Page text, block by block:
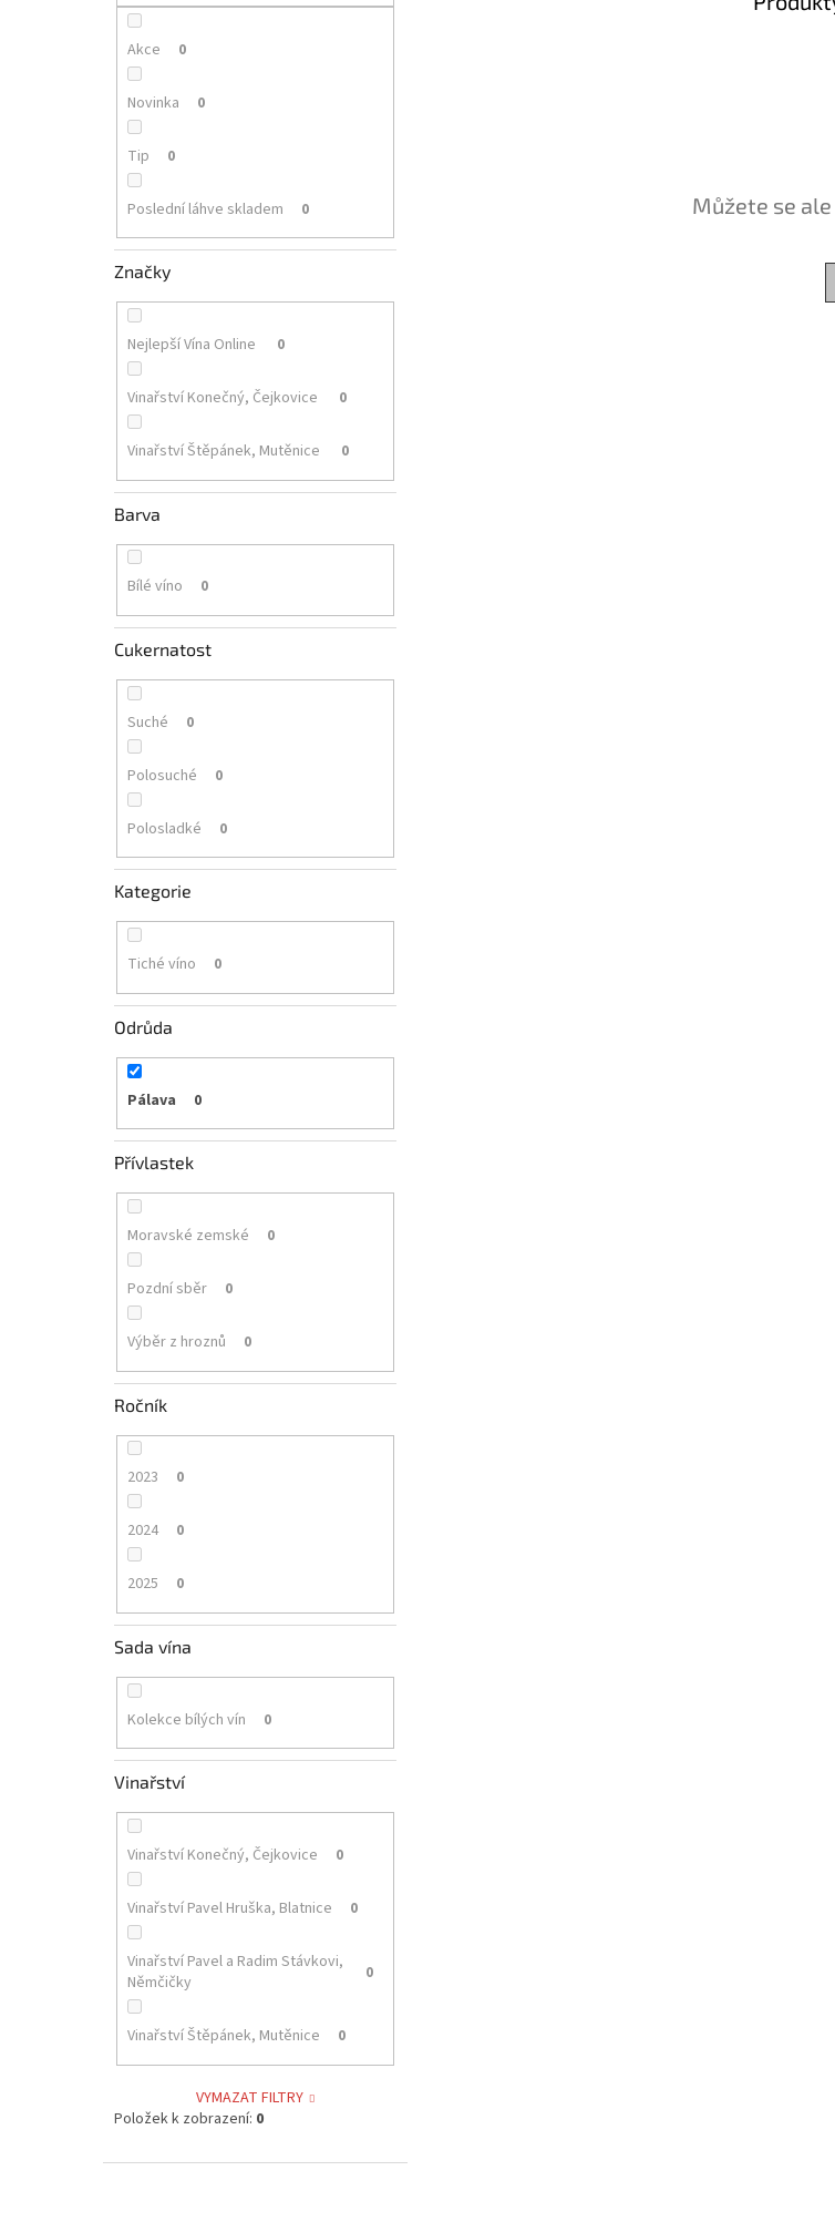
Akce 0
Novinka 0
Tip 0
Poslední láhve skladem 0
Značky
Nejlepší Vína Online 0
Vinařství Konečný, Čejkovice 0
Vinařství Štěpánek, Mutěnice 0
Barva
Bílé víno 0
Cukernatost
Suché 0
Polosuché 0
Polosladké 0
Kategorie
Tiché víno 0
Odrůda
Pálava 0
Přívlastek
Moravské zemské 0
Pozdní sběr 0
Výběr z hroznů 0
Ročník
2023 0
2024 0
2025 0
Sada vína
Kolekce bílých vín 0
Vinařství
Vinařství Konečný, Čejkovice 0
Vinařství Pavel Hruška, Blatnice 0
Vinařství Pavel a Radim Stávkovi,
Němčičky
0
Vinařství Štěpánek, Mutěnice 0
VYMAZAT FILTRY
Položek k zobrazení: 0
Můžete se